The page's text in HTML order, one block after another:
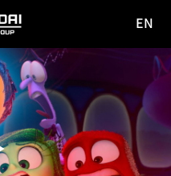
사이
이동
EN